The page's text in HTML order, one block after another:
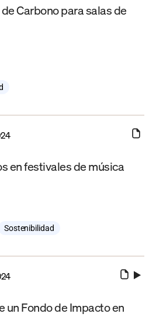
Carbono para salas de
en festivales de música
Sostenibilidad
un Fondo de Impacto en